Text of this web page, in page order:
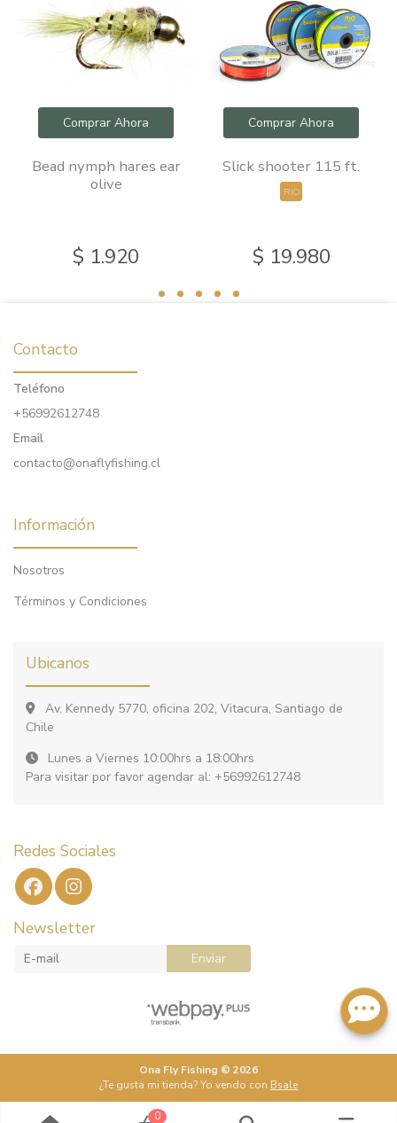
Comprar Ahora
Bead nymph hares ear
olive
$ 1.920
Comprar Ahora
Slick shooter 115 ft.
RIO
$ 19.980
Contacto
Teléfono
+56992612748
Email
contacto@onaflyfishing.cl
Información
Nosotros
Términos y Condiciones
Ubicanos
Av. Kennedy 5770, oficina 202, Vitacura, Santiago de
Chile
Lunes a Viernes 10:00hrs a 18:00hrs
Para visitar por favor agendar al: +56992612748
Redes Sociales
Newsletter
Enviar
Ona Fly Fishing © 2026
¿Te gusta mi tienda? Yo vendo con Bsale
0